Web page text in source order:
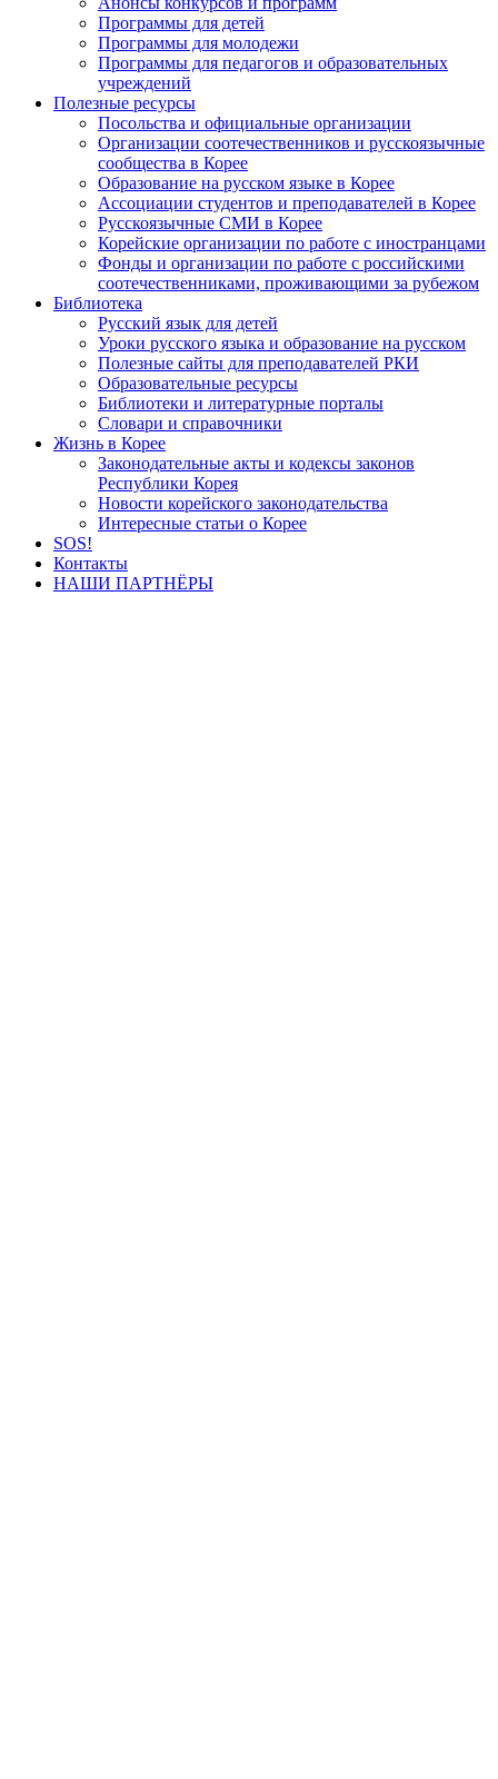
Программы для детей
Программы для молодежи
Программы для педагогов и образовательных
учреждений
Полезные ресурсы
Посольства и официальные организации
Организации соотечественников и русскоязычные
сообщества в Корее
Образование на русском языке в Корее
Ассоциации студентов и преподавателей в Корее
Русскоязычные СМИ в Корее
Корейские организации по работе с иностранцами
Фонды и организации по работе с российскими
соотечественниками, проживающими за рубежом
Библиотека
Русский язык для детей
Уроки русского языка и образование на русском
Полезные сайты для преподавателей РКИ
Образовательные ресурсы
Библиотеки и литературные порталы
Словари и справочники
Жизнь в Корее
Законодательные акты и кодексы законов
Республики Корея
Новости корейского законодательства
Интересные статьи о Корее
SOS!
Контакты
НАШИ ПАРТНЁРЫ